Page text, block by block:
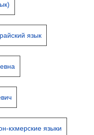
язык
кхмерские языки